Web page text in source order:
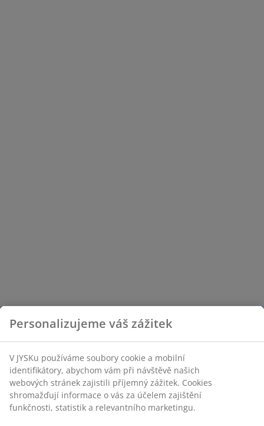
Personalizujeme váš zážitek
V JYSKu používáme soubory cookie a mobilní
identifikátory, abychom vám při návštěvě našich
webových stránek zajistili příjemný zážitek. Cookies
shromažďují informace o vás za účelem zajištění
funkčnosti, statistik a relevantního marketingu.